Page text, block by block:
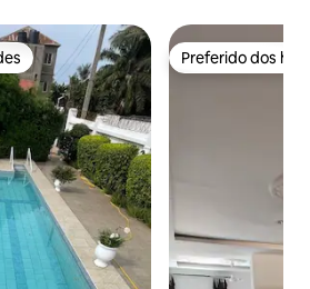
Preferido dos
Preferido dos